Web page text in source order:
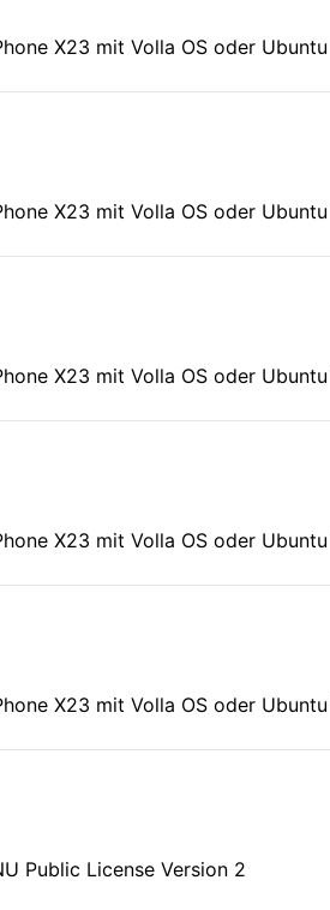
X23 mit Volla OS oder
X23 mit Volla OS oder
X23 mit Volla OS oder
X23 mit Volla OS oder
X23 mit Volla OS oder
Public License Version 2